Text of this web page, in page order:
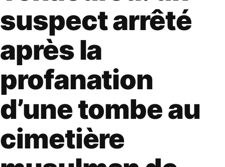
suspect arrêté
après la
profanation
d’une tombe au
cimetière